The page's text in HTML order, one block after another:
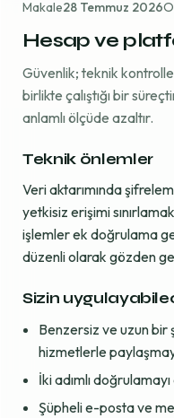
Makale28 Temmuz 2026
Hesap ve
Güvenlik; teknik kontroller
birlikte çalıştığı bir
anlamlı ölçüde azaltır.
Teknik önlemler
Veri aktarımında
yetkisiz erişimi
işlemler ek doğrulama
düzenli olarak gözden
Sizin
Benzersiz ve uzun
hizmetlerle
İki adımlı
Şüpheli e-posta ve